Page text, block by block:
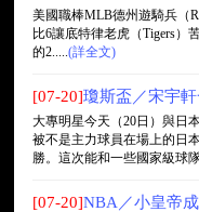
美國職棒MLB德州遊騎兵（
比6讓底特律老虎（Tigers）
的2.....(詳全文)
[07-20]瓊斯盃／宋宇
大專明星今天（20日）與日
被不是主力球員在場上的日
勝。這次能和一些國家級球
[07-20]NBA／小皇帝